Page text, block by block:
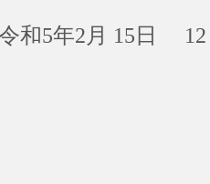
和5年2月 15日 12